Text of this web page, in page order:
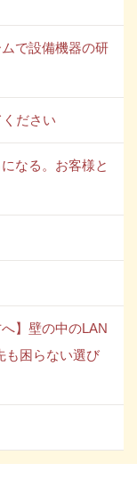
で設備機器の研
ださい
なる。お客様と
】壁の中のLAN
も困らない選び